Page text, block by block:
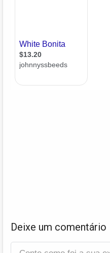
Deixe um comentário